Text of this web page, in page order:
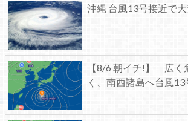
沖縄 台風13号接近で
【8/6 朝イチ!】 広く
く、南西諸島へ台風13